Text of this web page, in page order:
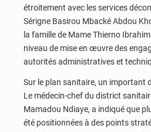
étroitement avec les services
Sérigne Basirou Mbacké Abdou
la famille de Mame Thierno
niveau de mise en œuvre des
autorités administratives et
Sur le plan sanitaire, un important
Le médecin-chef du district
Mamadou Ndiaye, a indiqué que
été positionnées à des points